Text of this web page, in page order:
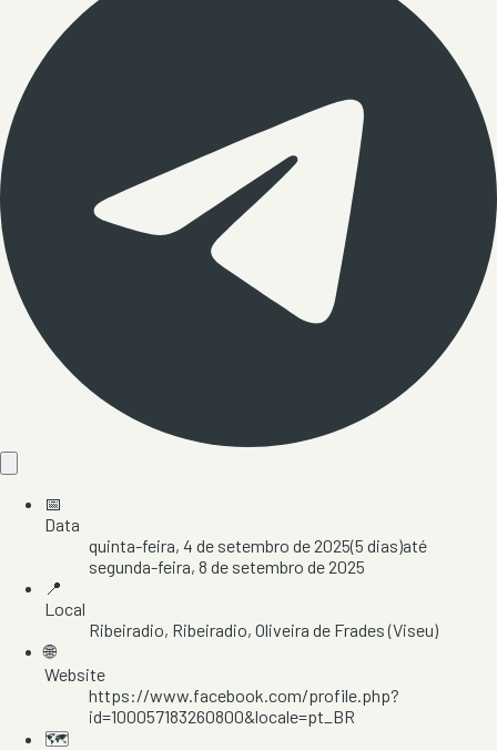
📅
Data
quinta-feira, 4 de setembro de 2025(5 dias)até
segunda-feira, 8 de setembro de 2025
📍
Local
Ribeiradio, Ribeiradio, Oliveira de Frades(Viseu)
🌐
Website
https://www.facebook.com/profile.php?
id=100057183260800&locale=pt_BR
🗺️